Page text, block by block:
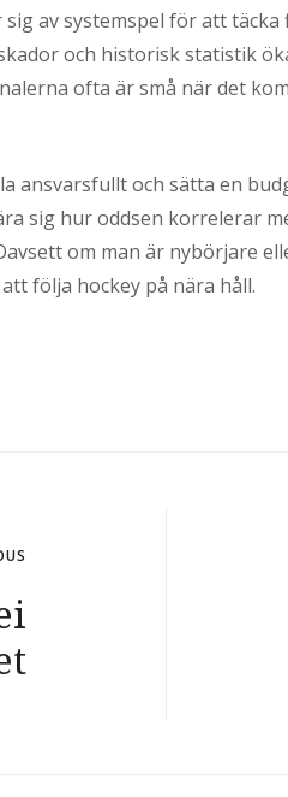
av systemspel för att
och historisk statistik
ofta är små när det
ansvarsfullt och sätta en
sig hur oddsen korrelerar
om man är nybörjare
följa hockey på nära håll.